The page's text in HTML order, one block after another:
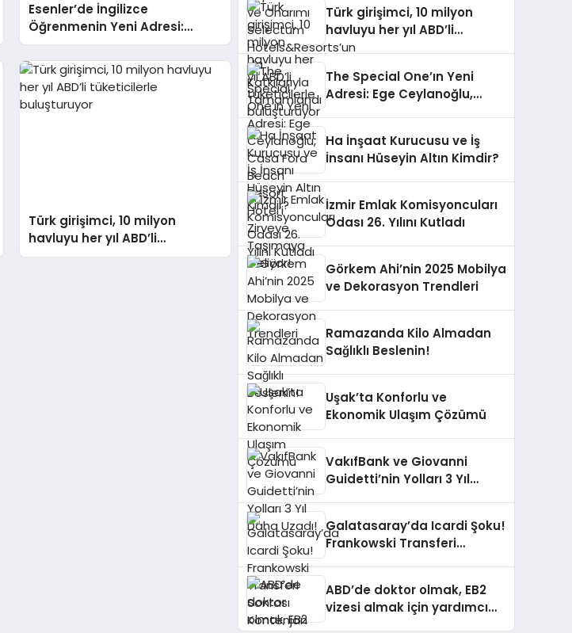
Esenler’de İngilizce
Öğrenmenin Yeni Adresi:
Büyük Açılış Fırsatıyla %20
İndirim!
Türk girişimci, 10 milyon
havluyu her yıl ABD’li
tüketicilerle buluşturuyor
Katkılarıyla Tamamlandı
Türk girişimci, 10 milyon
havluyu her yıl ABD’li
tüketicilerle buluşturuyor
The Special One’ın Yeni
Adresi: Ege Ceylanoğlu,
Geliyor!
Ha İnşaat Kurucusu ve İş
İnsanı Hüseyin Altın Kimdir?
İzmir Emlak Komisyoncuları
Odası 26. Yılını Kutladı
Görkem Ahi’nin 2025 Mobilya
ve Dekorasyon Trendleri
Ramazanda Kilo Almadan
Sağlıklı Beslenin!
Uşak’ta Konforlu ve
Ekonomik Ulaşım Çözümü
VakıfBank ve Giovanni
Guidetti’nin Yolları 3 Yıl
Galatasaray’da Icardi Şoku!
Frankowski Transferi
ABD’de doktor olmak, EB2
vizesi almak için yardımcı